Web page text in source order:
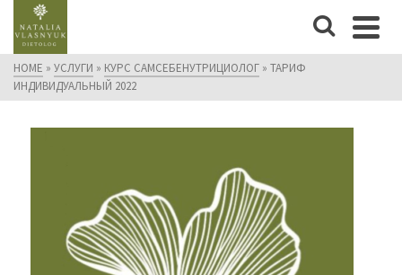
HOME » УСЛУГИ » КУРС САМСЕБЕНУТРИЦИОЛОГ » ТАРИФ
ИНДИВИДУАЛЬНЫЙ 2022